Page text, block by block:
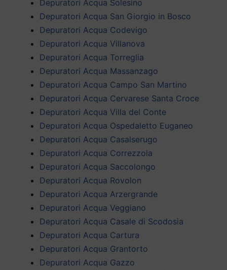
Depuratori Acqua Solesino
Depuratori Acqua San Giorgio in Bosco
Depuratori Acqua Codevigo
Depuratori Acqua Villanova
Depuratori Acqua Torreglia
Depuratori Acqua Massanzago
Depuratori Acqua Campo San Martino
Depuratori Acqua Cervarese Santa Croce
Depuratori Acqua Villa del Conte
Depuratori Acqua Ospedaletto Euganeo
Depuratori Acqua Casalserugo
Depuratori Acqua Correzzola
Depuratori Acqua Saccolongo
Depuratori Acqua Rovolon
Depuratori Acqua Arzergrande
Depuratori Acqua Veggiano
Depuratori Acqua Casale di Scodosia
Depuratori Acqua Cartura
Depuratori Acqua Grantorto
Depuratori Acqua Gazzo